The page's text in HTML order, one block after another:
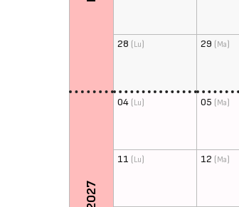
28 (Lu) 29 (Ma)
04 (Lu) 05 (Ma)
11 (Lu) 12 (Ma)